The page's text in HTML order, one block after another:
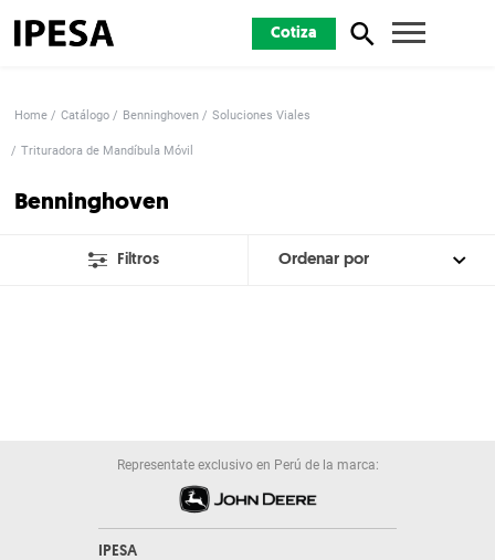
Cotiza
Home Catálogo Benninghoven Soluciones Viales
Trituradora de Mandíbula Móvil
Benninghoven
Filtros
Representate exclusivo en Perú de la marca:
IPESA